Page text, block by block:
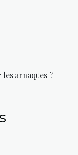
arnaques ?